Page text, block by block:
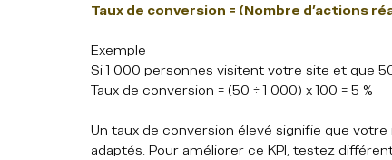
Taux de conversion = (Nombre d’actions
Exemple
Si 1 000 personnes visitent votre site et que
Taux de conversion = (50 ÷ 1 000) x 100 = 5 %
Un taux de conversion élevé signifie que
adaptés. Pour améliorer ce KPI, testez